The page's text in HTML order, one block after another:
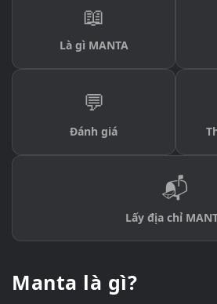
📖
Là gì MANTA
💬
Đánh giá
📬
Lấy địa chỉ
Manta là gì?